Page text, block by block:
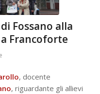
Fossano alla
Francoforte
, docente
, riguardante gli allievi